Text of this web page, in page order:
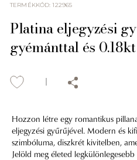
TERMÉKKÓD:122965
Platina eljegyzési
gyémánttal és
Hozzon létre egy romantikus
eljegyzési gyűrűjével. Modern és
szimbóluma, diszkrét kivitelben,
Jelöld meg életed